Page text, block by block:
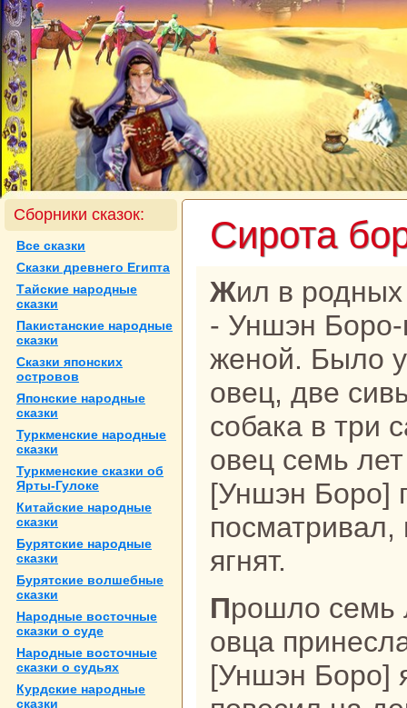
Сборники сказок:
Все сказки
Сказки древнего Египта
Тайские нaродные
сказки
Пакистанские нaродные
сказки
Сказки японских
островов
Японские нaродные
сказки
Туркменские нaродные
сказки
Туркменские сказки об
Ярты-Гулоке
Китайские нaродные
сказки
Бурятские нaродные
сказки
Бурятские волшебные
сказки
Народные восточные
сказки о суде
Народные восточные
сказки о судьях
Курдские нaродные
сказки
Сирота
Жил в родных местах сирота Боро
- Уншэн Боро-
женой. Было
овец, две
собака в три
овец семь
[Уншэн Боро]
посматривал,
ягнят.
Прошло семь лет, и большая их
овца
[Уншэн Боро]